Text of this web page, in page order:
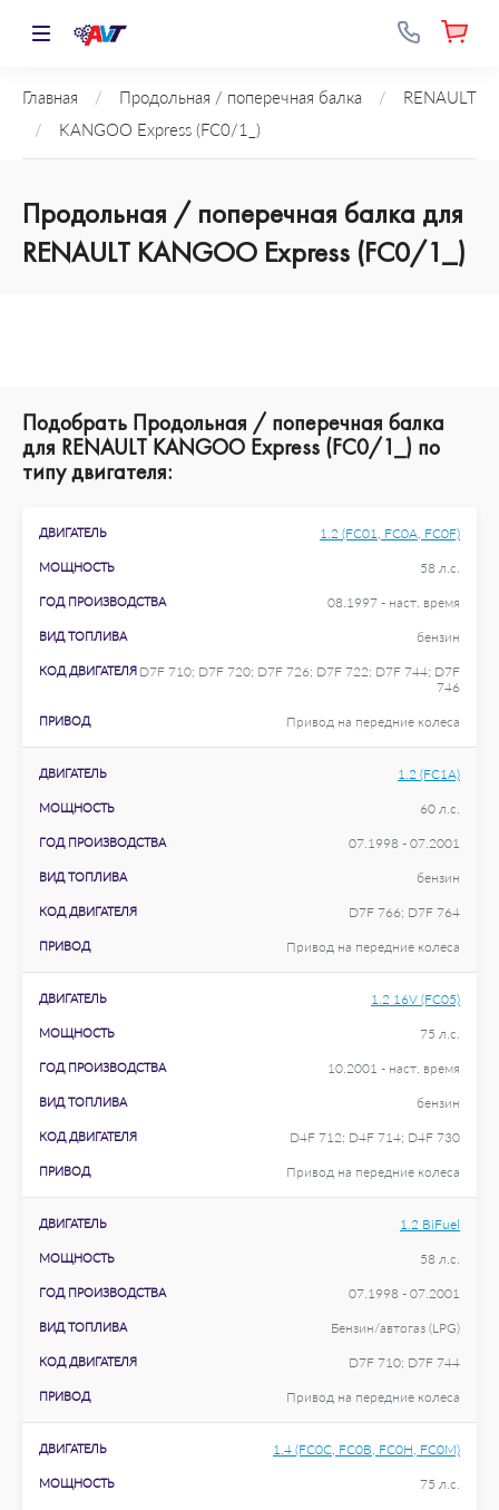
Главная / Продольная / поперечная балка /
RENAULT
/
KANGOO Express (FC0/1_)
Продольная / поперечная балка для
RENAULT KANGOO Express (FC0/1_)
Подобрать Продольная / поперечная балка
для RENAULT KANGOO Express (FC0/1_) по
типу двигателя:
ДВИГАТЕЛЬ 1.2 (FC01, FC0A, FC0F)
МОЩНОСТЬ 58 л.с.
ГОД ПРОИЗВОДСТВА 08.1997 - наст. время
ВИД ТОПЛИВА бензин
КОД ДВИГАТЕЛЯ D7F 710; D7F 720; D7F 726; D7F 722; D7F 744; D7F
746
ПРИВОД Привод на передние колеса
ДВИГАТЕЛЬ 1.2 (FC1A)
МОЩНОСТЬ 60 л.с.
ГОД ПРОИЗВОДСТВА 07.1998 - 07.2001
ВИД ТОПЛИВА бензин
КОД ДВИГАТЕЛЯ D7F 766; D7F 764
ПРИВОД Привод на передние колеса
ДВИГАТЕЛЬ 1.2 16V (FC05)
МОЩНОСТЬ 75 л.с.
ГОД ПРОИЗВОДСТВА 10.2001 - наст. время
ВИД ТОПЛИВА бензин
КОД ДВИГАТЕЛЯ D4F 712; D4F 714; D4F 730
ПРИВОД Привод на передние колеса
ДВИГАТЕЛЬ 1.2 BiFuel
МОЩНОСТЬ 58 л.с.
ГОД ПРОИЗВОДСТВА 07.1998 - 07.2001
ВИД ТОПЛИВА Бензин/автогаз (LPG)
КОД ДВИГАТЕЛЯ D7F 710; D7F 744
ПРИВОД Привод на передние колеса
ДВИГАТЕЛЬ 1.4 (FC0C, FC0B, FC0H, FC0M)
МОЩНОСТЬ 75 л.с.